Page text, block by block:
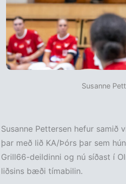
Susanne
Susanne Pettersen hefur
þar með lið KA/Þórs þar sem
Grill66-deildinni og nú síðast í
liðsins bæði tímabilin.